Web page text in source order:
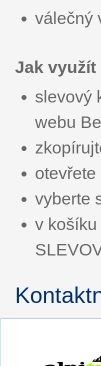
válečný
Jak
slevový
webu
vyberte
v